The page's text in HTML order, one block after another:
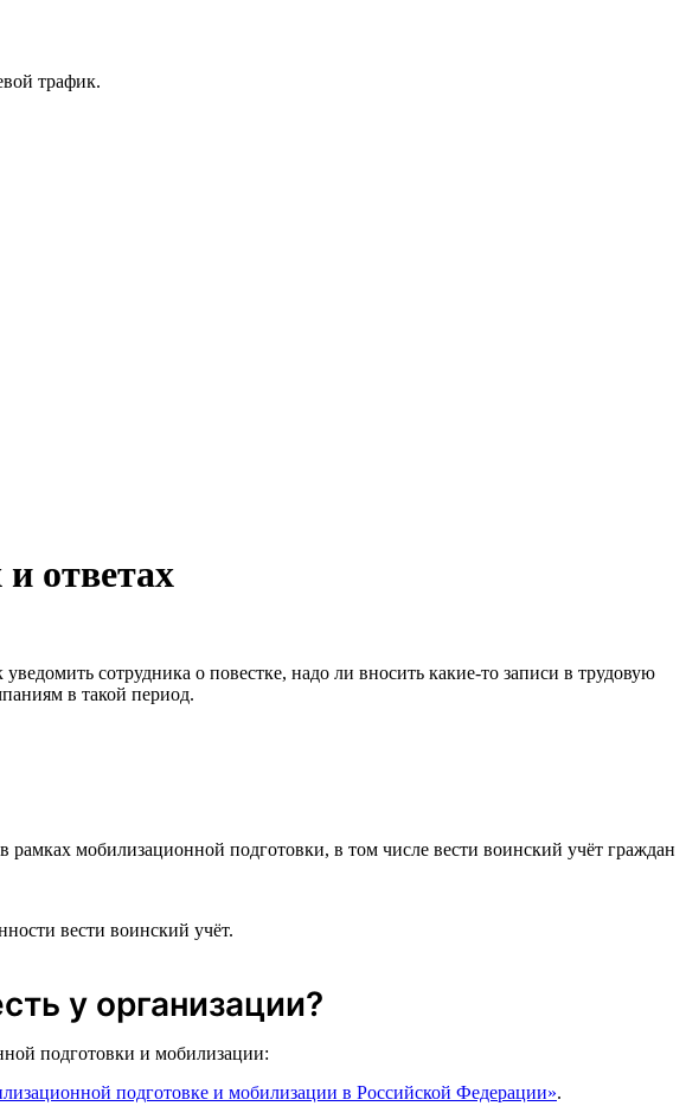
трафик.
ответах
сотрудника о повестке, надо ли вносить какие-то записи в трудовую
в такой период.
рамках мобилизационной подготовки, в том числе вести воинский учёт граждан
вести воинский учёт.
у организации?
подготовки и мобилизации:
подготовке и мобилизации в Российской Федерации».